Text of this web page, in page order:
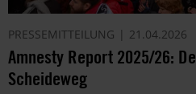
PRESSEMITTEILUNG 21.04.2026
Amnesty Report 2025/26:
Scheideweg